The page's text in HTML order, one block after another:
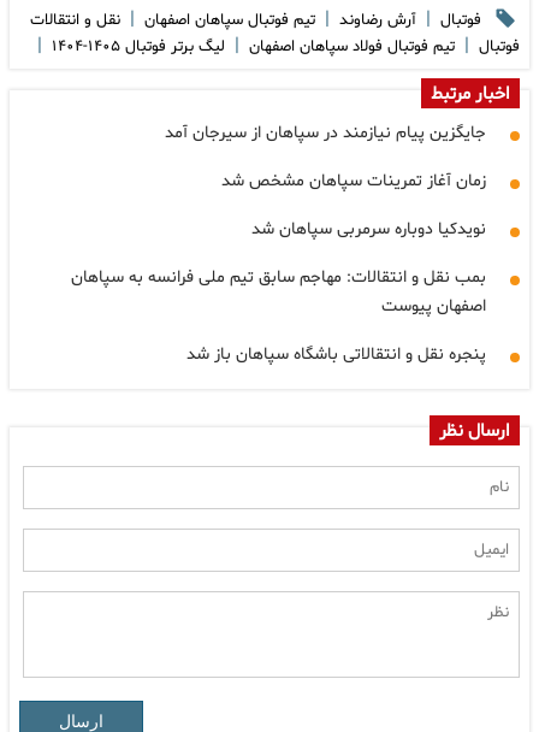
فوتبال | آرش رضاوند | تیم فوتبال سپاهان اصفهان | نقل و انتقالات
فوتبال | تیم فوتبال فولاد سپاهان اصفهان | لیگ برتر فوتبال ۱۴۰۵-۱۴۰۴ |
اخبار مرتبط
جایگزین پیام نیازمند در سپاهان از سیرجان آمد
زمان آغاز تمرینات سپاهان مشخص شد
نویدکیا دوباره سرمربی سپاهان شد
بمب نقل و انتقالات: مهاجم سابق تیم ملی فرانسه به سپاهان
اصفهان پیوست
پنجره نقل و انتقالاتی باشگاه سپاهان باز شد
ارسال نظر
ارسال